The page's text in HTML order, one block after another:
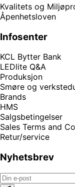
Kvalitets og
Åpenhetsloven
Infosenter
KCL Bytter Bank
LEDlite Q&A
Produksjon
Smøre og
Brands
HMS
Salgsbetingelser
Sales Terms and
Retur/service
Nyhetsbrev